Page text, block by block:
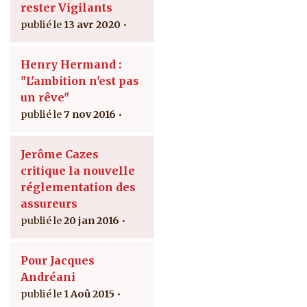
rester Vigilants
13 avr 2020
Henry Hermand :
"L'ambition n'est pas
un rêve"
7 nov 2016
Jerôme Cazes
critique la nouvelle
réglementation des
assureurs
20 jan 2016
Pour Jacques
Andréani
1 Aoû 2015